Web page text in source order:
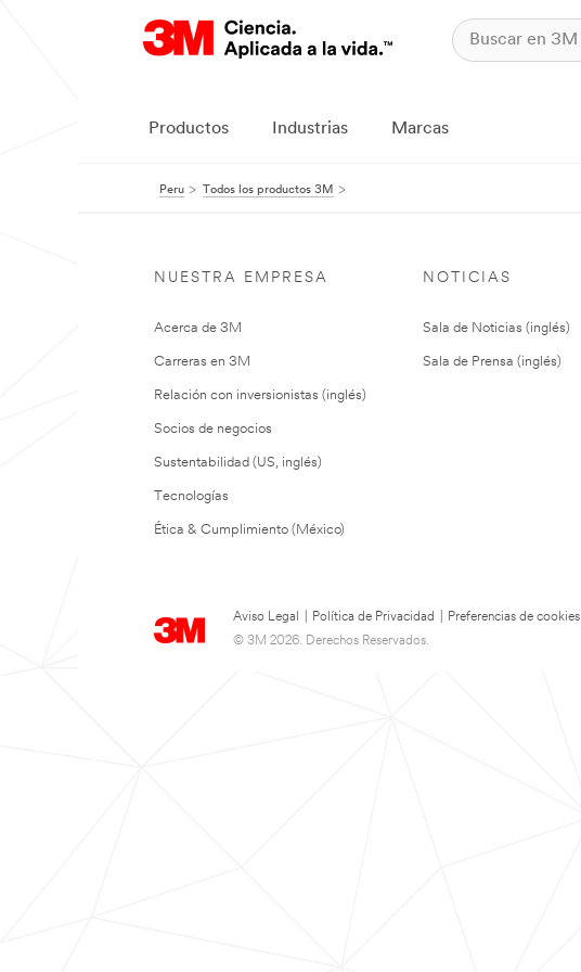
Productos Industrias Marcas
Peru Todos los productos 3M
NUESTRA EMPRESA
Acerca de 3M
Carreras en 3M
Relación con inversionistas (inglés)
Socios de negocios
Sustentabilidad (US, inglés)
Tecnologías
Ética & Cumplimiento (México)
NOTICIAS
Sala de Noticias (inglés)
Sala de Prensa (inglés)
Aviso Legal Política de Privacidad
Preferencias de cookies
© 3M 2026. Derechos Reservados.